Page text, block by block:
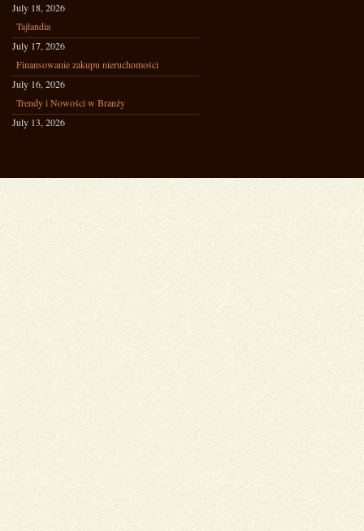
July 18, 2026
Tajlandia
July 17, 2026
Finansowanie zakupu nieruchomości
July 16, 2026
Trendy i Nowości w Branży
July 13, 2026